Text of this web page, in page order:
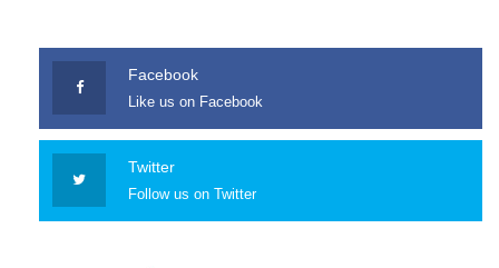
Facebook
Like us on Facebook
Twitter
Follow us on Twitter